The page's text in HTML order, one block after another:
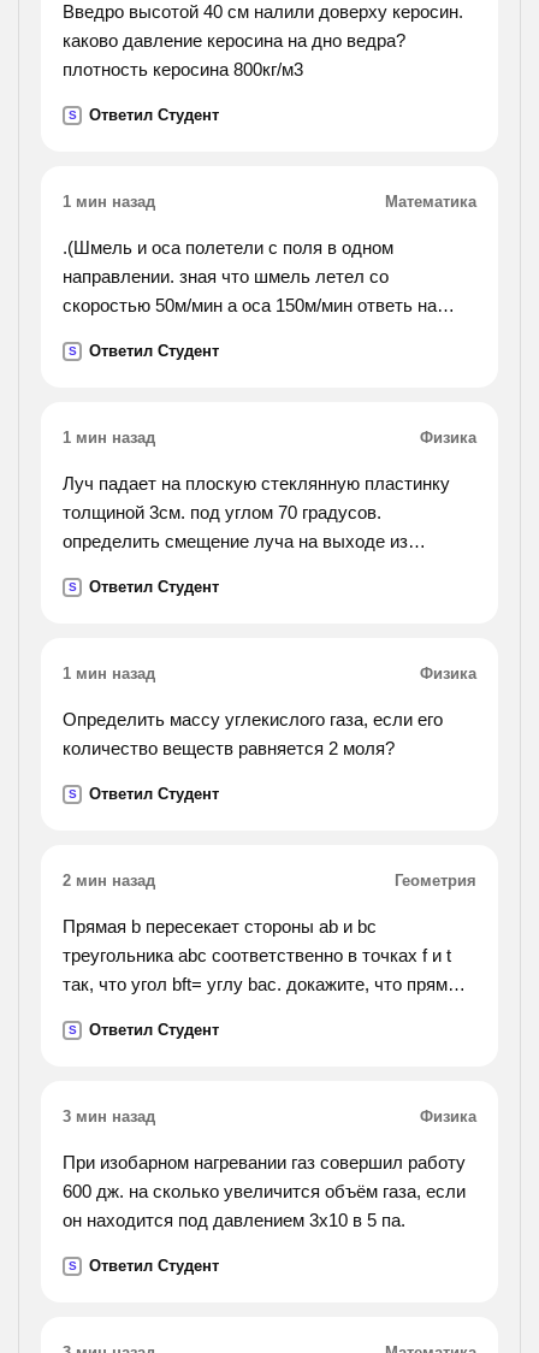
Введро высотой 40 см налили доверху керосин.
каково давление керосина на дно ведра?
плотность керосина 800кг/м3
S Ответил Студент
1 мин назад Математика
.(Шмель и оса полетели с поля в одном
направлении. зная что шмель летел со
скоростью 50м/мин а оса 150м/мин ответь на
оса догонит шмеля, если он вылетит на 5 минут
S Ответил Студент
1 мин назад Физика
Луч падает на плоскую стеклянную пластинку
толщиной 3см. под углом 70 градусов.
определить смещение луча на выходе из
равен 1,5
S Ответил Студент
1 мин назад Физика
Определить массу углекислого газа, если его
количество веществ равняется 2 моля?
S Ответил Студент
2 мин назад Геометрия
Прямая b пересекает стороны ab и bc
треугольника abc соответственно в точках f и t
так, что угол bft= углу bac. докажите, что прямые
S Ответил Студент
3 мин назад Физика
При изобарном нагревании газ совершил работу
600 дж. на сколько увеличится объём газа, если
он находится под давлением 3х10 в 5 па.
S Ответил Студент